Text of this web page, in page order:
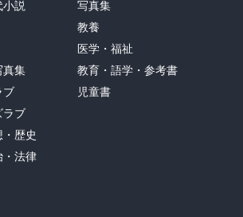
は買うべき。でないと、読みたいとき
ない。
説
真集
ブ
ラブ
・歴史
・法律
写真集
教養
医学・福祉
教育・語学・参考書
児童書